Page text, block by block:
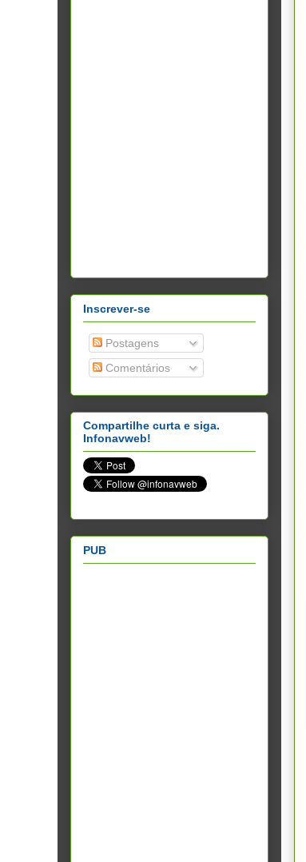
Inscrever-se
Postagens
Comentários
Compartilhe curta e siga.
Infonavweb!
PUB